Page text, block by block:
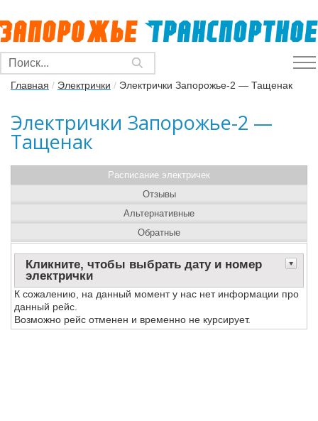
Главная / Электрички / Электрички Запорожье-2 — Тащенак
Электрички Запорожье-2 —
Тащенак
Расписание электричек
Кликните, чтобы выбрать дату и номер
электрички
К сожалению, на данный момент у нас нет информации про
данный рейс.
Возможно рейс отменен и временно не курсирует.
Отзывы
Альтернативные
Обратные